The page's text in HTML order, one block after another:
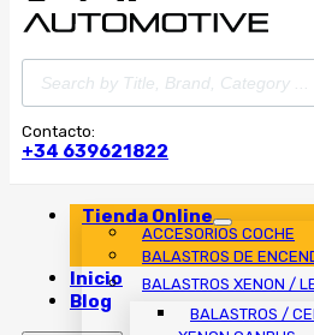
Búsqueda
de
productos
Contacto:
+34 639621822
Tienda Online
ACCESORIOS COCHE
BALASTROS DE
BALASTROS XENON /
BALASTROS /
Inicio
Blog